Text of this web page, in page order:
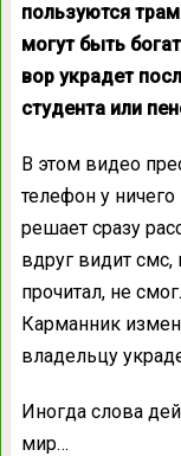
пользуются
могут быть
вор украдет
студента или
В этом видео
телефон у
решает сразу
вдруг видит смс,
прочитал, не
Карманник
владельцу
Иногда слова
мир…